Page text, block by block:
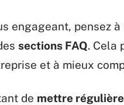
engageant, pensez à
sections FAQ. Cela
et à mieux
de mettre